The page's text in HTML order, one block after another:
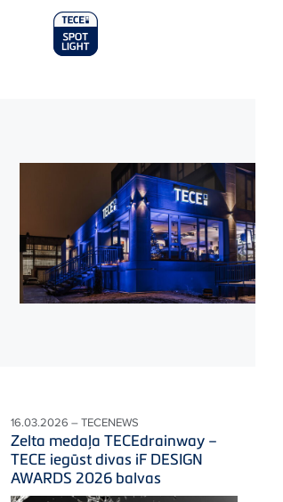
16.03.2026 – TECENEWS
Zelta medaļa TECEdrainway –
TECE iegūst divas iF DESIGN
AWARDS 2026 balvas